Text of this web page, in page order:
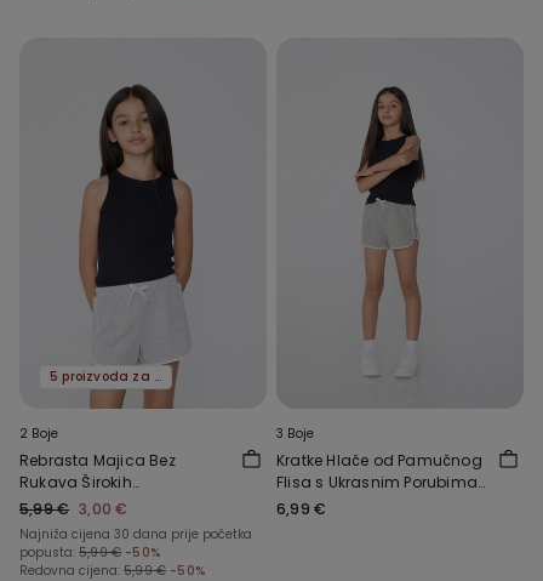
5 proizvoda za -70%
2 Boje
Rebrasta Majica Bez
Rukava Širokih
Naramenica za Djevojčice
5,99 € 3,00 €
Najniža cijena 30 dana prije početka
popusta: 5,99 € -50%
Redovna cijena: 5,99 € -50%
3 Boje
Kratke Hlače od Pamučnog
Flisa s Ukrasnim Porubima
za Djevojčice
6,99 €